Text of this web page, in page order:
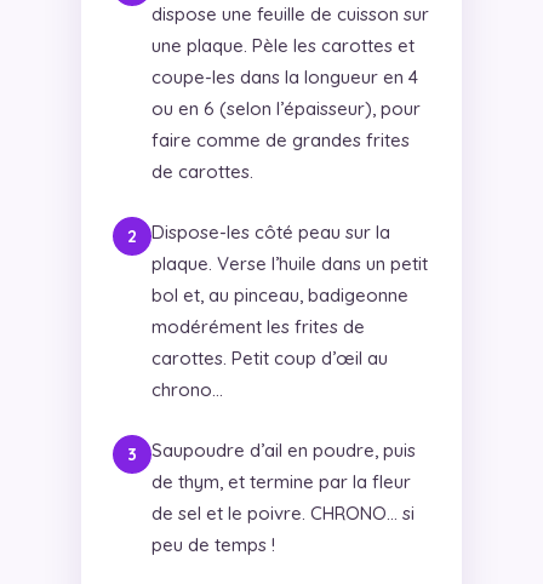
dispose une feuille de cuisson sur
une plaque. Pèle les carottes et
coupe-les dans la longueur en 4
ou en 6 (selon l’épaisseur), pour
faire comme de grandes frites
de carottes.
Dispose-les côté peau sur la
plaque. Verse l’huile dans un petit
bol et, au pinceau, badigeonne
modérément les frites de
carottes. Petit coup d’œil au
chrono…
Saupoudre d’ail en poudre, puis
de thym, et termine par la fleur
de sel et le poivre. CHRONO… si
peu de temps !